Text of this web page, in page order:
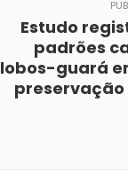
Estudo
padrões
lobos-guará
preservação